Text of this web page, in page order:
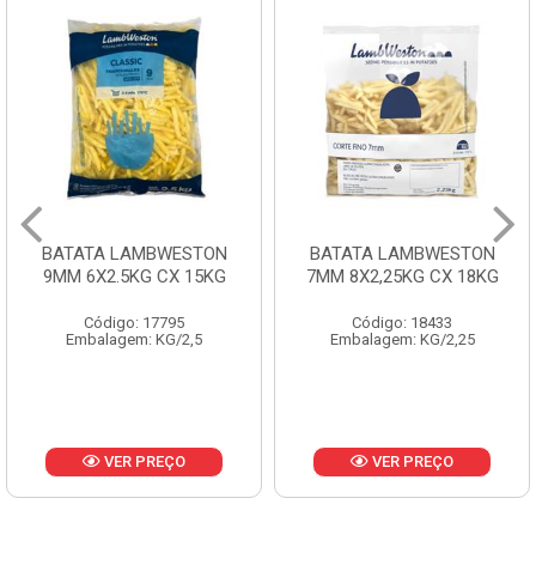
BATATA LAMBWESTON
9MM 6X2.5KG CX 15KG
Código: 17795
Embalagem: KG/2,5
VER PREÇO
BATATA LAMBWESTON
7MM 8X2,25KG CX 18KG
Código: 18433
Embalagem: KG/2,25
VER PREÇO